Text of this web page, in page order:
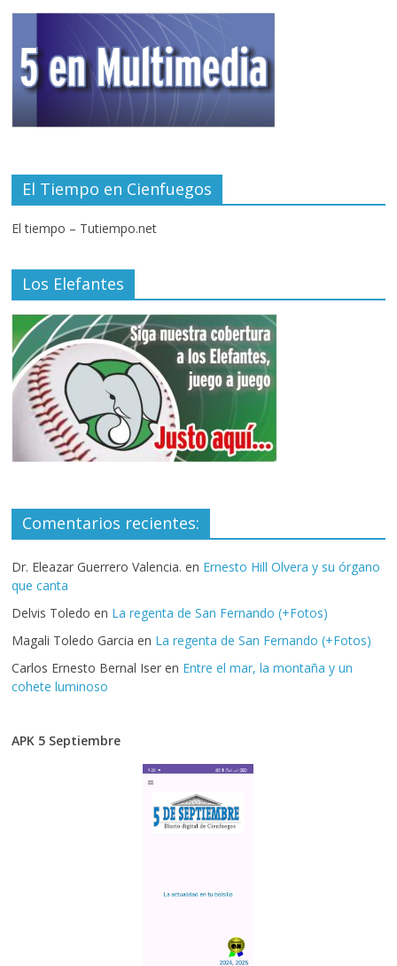
El Tiempo en Cienfuegos
El tiempo – Tutiempo.net
Los Elefantes
Comentarios recientes:
Dr. Eleazar Guerrero Valencia. en Ernesto Hill Olvera y su órgano
que canta
Delvis Toledo en La regenta de San Fernando (+Fotos)
Magali Toledo Garcia en La regenta de San Fernando (+Fotos)
Carlos Ernesto Bernal Iser en Entre el mar, la montaña y un
cohete luminoso
APK 5 Septiembre